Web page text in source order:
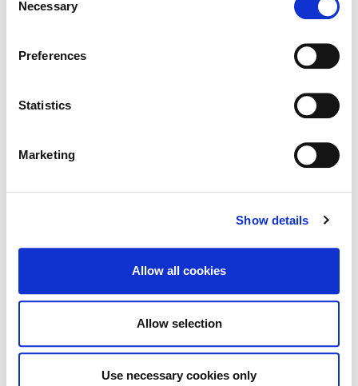
can at any time
change or withdraw your consent from the Cookie
.
Selection
Necessary
Preferences
Statistics
Marketing
Show details
Allow all cookies
Allow selection
Use necessary cookies only
Clocha Rince Library Shortlisted for
K Leisure Athy and K Leisure Naas
Achieve Prestigious PoolMark Award